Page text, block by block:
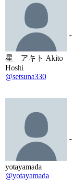
星 アキト Akito
Hoshi
@setsuna330
-
yotayamada
@yotayamada
-